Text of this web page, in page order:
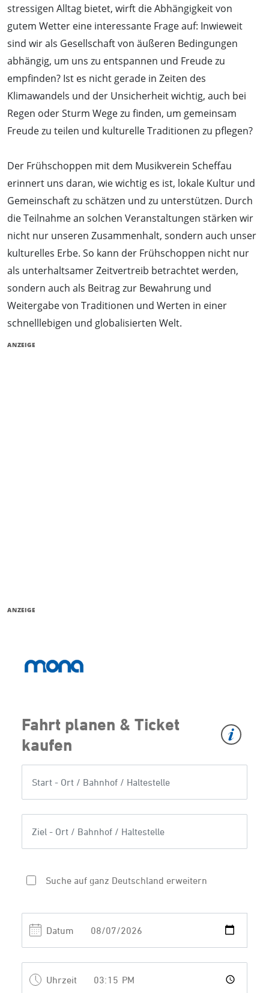
stressigen Alltag bietet, wirft die Abhängigkeit von
gutem Wetter eine interessante Frage auf: Inwieweit
sind wir als Gesellschaft von äußeren Bedingungen
abhängig, um uns zu entspannen und Freude zu
empfinden? Ist es nicht gerade in Zeiten des
Klimawandels und der Unsicherheit wichtig, auch bei
Regen oder Sturm Wege zu finden, um gemeinsam
Freude zu teilen und kulturelle Traditionen zu pflegen?
Der Frühschoppen mit dem Musikverein Scheffau
erinnert uns daran, wie wichtig es ist, lokale Kultur und
Gemeinschaft zu schätzen und zu unterstützen. Durch
die Teilnahme an solchen Veranstaltungen stärken wir
nicht nur unseren Zusammenhalt, sondern auch unser
kulturelles Erbe. So kann der Frühschoppen nicht nur
als unterhaltsamer Zeitvertreib betrachtet werden,
sondern auch als Beitrag zur Bewahrung und
Weitergabe von Traditionen und Werten in einer
schnelllebigen und globalisierten Welt.
ANZEIGE
ANZEIGE